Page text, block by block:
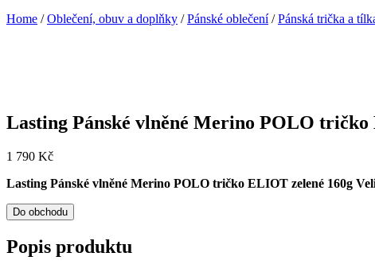
Home /Oblečení, obuv a doplňky /Pánské oblečení/Pánská trička a
Lasting Pánské vlněné Merino POLO
1 790 Kč
Lasting Pánské vlněné Merino POLO tričko ELIOT zelené 160g
Do obchodu
Popis produktu